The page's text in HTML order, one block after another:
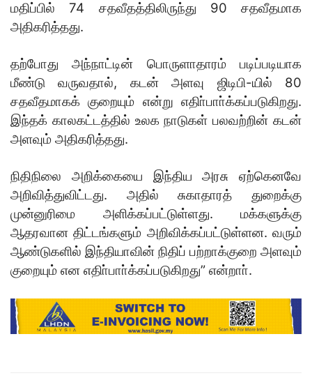
மதிப்பில் 74 சதவீதத்திலிருந்து 90 சதவீதமாக
அதிகரித்தது.
தற்போது அந்நாட்டின் பொருளாதாரம் படிப்படியாக
மீண்டு வருவதால், கடன் அளவு ஜிடிபி-யில் 80
சதவீதமாகக் குறையும் என்று எதிா்பாா்க்கப்படுகிறது.
இந்தக் காலகட்டத்தில் உலக நாடுகள் பலவற்றின் கடன்
அளவும் அதிகரித்தது.
நிதிநிலை அறிக்கையை இந்திய அரசு ஏற்கெனவே
அறிவித்துவிட்டது. அதில் சுகாதாரத் துறைக்கு
முன்னுரிமை அளிக்கப்பட்டுள்ளது. மக்களுக்கு
ஆதரவான திட்டங்களும் அறிவிக்கப்பட்டுள்ளன. வரும்
ஆண்டுகளில் இந்தியாவின் நிதிப் பற்றாக்குறை அளவும்
குறையும் என எதிா்பாா்க்கப்படுகிறது” என்றாா்.